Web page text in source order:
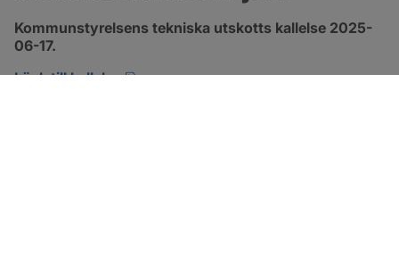
Kommunstyrelsens tekniska utskotts kallelse 2025-
06-17.
Länk till kallelse
pdf, 149.5 kB, öppnas i nytt fönster.